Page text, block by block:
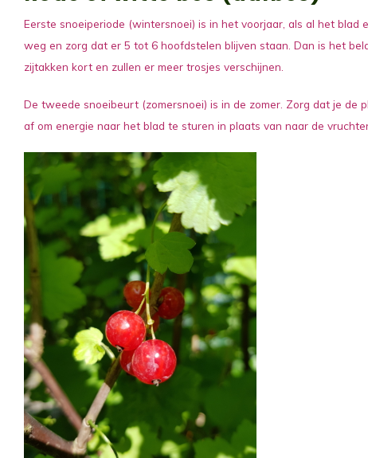
Eerste snoeiperiode (wintersnoei) is in het voorjaar, als al het
weg en zorg dat er 5 tot 6 hoofdstelen blijven staan. Dan is het
zijtakken kort en zullen er meer trosjes verschijnen.
De tweede snoeibeurt (zomersnoei) is in de zomer. Zorg dat je
af om energie naar het blad te sturen in plaats van naar de